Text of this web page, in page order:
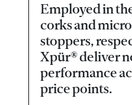
Employed in
corks and
stoppers,
Xpür® deliver
performance
price points.